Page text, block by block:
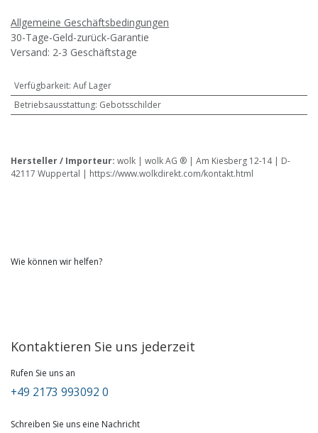
Allgemeine Geschäftsbedingungen
30-Tage-Geld-zurück-Garantie
Versand: 2-3 Geschäftstage
Verfügbarkeit: Auf Lager
Betriebsausstattung: Gebotsschilder
Hersteller / Importeur: wolk | wolk AG ® | Am Kiesberg 12-14 | D-
42117 Wuppertal | https://www.wolkdirekt.com/kontakt.html
Wie können wir helfen?
Kontaktieren Sie uns jederzeit
Rufen Sie uns an
+49 2173 993092 0
Schreiben Sie uns eine Nachricht